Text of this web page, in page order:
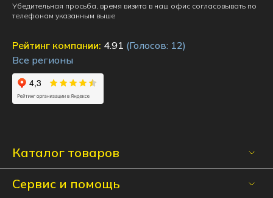
Каталог товаров
Сервис и помощь
Убедительная просьба, время визита в наш офис согласовывать по
телефонам указанным выше
Рейтинг компании: 4.91 (Голосов: 12)
Все регионы